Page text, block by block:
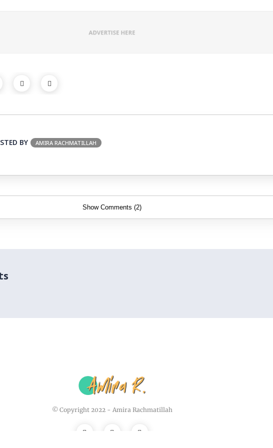
BY AMIRA RACHMATILLAH
Show Comments (2)
© Copyright 2022 - Amira Rachmatillah